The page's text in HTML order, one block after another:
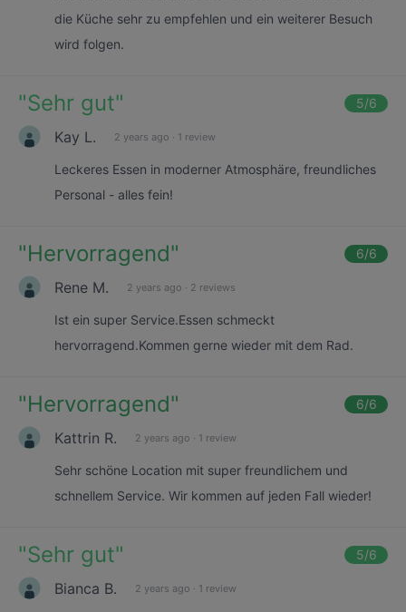
die Küche sehr zu empfehlen und ein weiterer Besuch
wird folgen.
"Sehr gut" 5/6
Kay L. 2 years ago · 1 review
Leckeres Essen in moderner Atmosphäre, freundliches
Personal - alles fein!
"Hervorragend" 6/6
Rene M. 2 years ago · 2 reviews
Ist ein super Service.Essen schmeckt
hervorragend.Kommen gerne wieder mit dem Rad.
"Hervorragend" 6/6
Kattrin R. 2 years ago · 1 review
Sehr schöne Location mit super freundlichem und
schnellem Service. Wir kommen auf jeden Fall wieder!
"Sehr gut" 5/6
Bianca B. 2 years ago · 1 review